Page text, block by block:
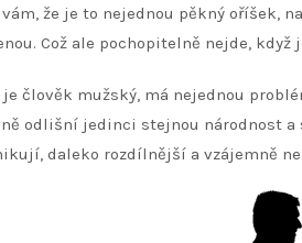
vám, že je to nejednou pěkný oříšek,
Což ale pochopitelně nejde, když
je člověk mužský, má nejednou
odlišní jedinci stejnou národnost a
daleko rozdílnější a vzájemně